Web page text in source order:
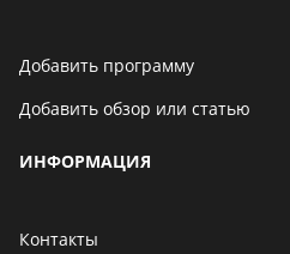
Добавить программу
Добавить обзор или статью
ИНФОРМАЦИЯ
Контакты